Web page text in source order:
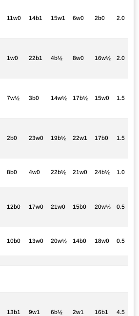
11w0 14b1 15w1 6w0 2b0 2.0
1w0 22b1 4b½ 8w0 16w½ 2.0
7w½ 3b0 14w½ 17b½ 15w0 1.5
2b0 23w0 19b½ 22w1 17b0 1.5
8b0 4w0 22b½ 21w0 24b½ 1.0
12b0 17w0 21w0 15b0 20w½ 0.5
10b0 13w0 20w½ 14b0 18w0 0.5
13b1 9w1 6b½ 2w1 16b1 4.5